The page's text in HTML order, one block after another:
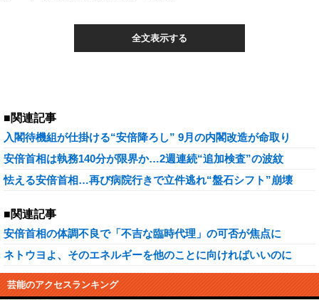
全文表示する
■関連記事
入閣待機組が仕掛ける“安倍降ろし” 9月の内閣改造が命取り
安倍首相は執務140分が限界か…2週連続“追加検査”の波紋
怯える安倍首相…再び病院行きで立件逃れ“盤石シフト”崩壊
■関連記事
安倍首相の体調不良で「不吉な臨時代理」の可否が焦点に
ネトウヨよ、そのエネルギーを他のことに向ければいいのに
芸能のアクセスランキング